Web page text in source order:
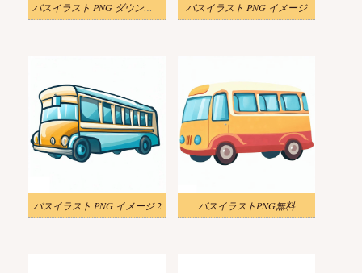
バスイラスト PNG ダウンロード バスイラスト PNG イメージ
バスイラスト PNG イメージ 2 バスイラストPNG無料